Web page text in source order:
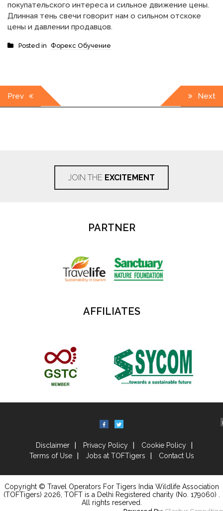
покупательского интереса и сильное движение цены.
Длинная тень свечи говорит нам о сильном отскоке
цены и давлении продавцов.
Posted in Форекс Обучение
Post
navigation
Prev Next
JOIN THE EXCITEMENT
PARTNER
AFFILIATES
Disclaimer Privacy Policy
Cookie Policy
Terms of Use
Jobs at TOFTigers Contact Us
Copyright © Travel Operators For Tigers India Wildlife Association
(TOFTigers) 2026 , TOFT is a Delhi Registered charity (No. 179060) .
All rights reserved.